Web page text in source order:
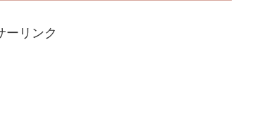
ーリンク